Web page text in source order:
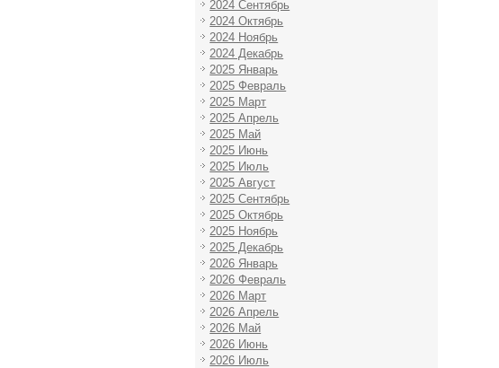
2024 Сентябрь
2024 Октябрь
2024 Ноябрь
2024 Декабрь
2025 Январь
2025 Февраль
2025 Март
2025 Апрель
2025 Май
2025 Июнь
2025 Июль
2025 Август
2025 Сентябрь
2025 Октябрь
2025 Ноябрь
2025 Декабрь
2026 Январь
2026 Февраль
2026 Март
2026 Апрель
2026 Май
2026 Июнь
2026 Июль